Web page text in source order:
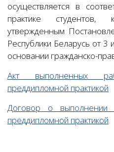
осуществляется в
практике студентов,
утвержденным
Республики Беларусь от
основании гражданско-
Акт выполненных
преддипломной практикой
Договор о выполнении
преддипломной практикой